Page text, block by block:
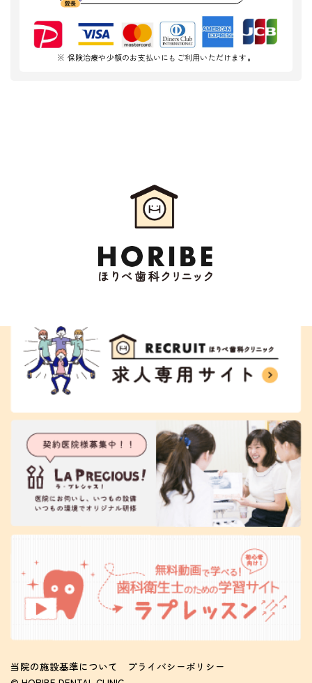
※ 保険治療や少額のお支払いにもご利用いただけます。
当院の施設基準について
プライバシーポリシー